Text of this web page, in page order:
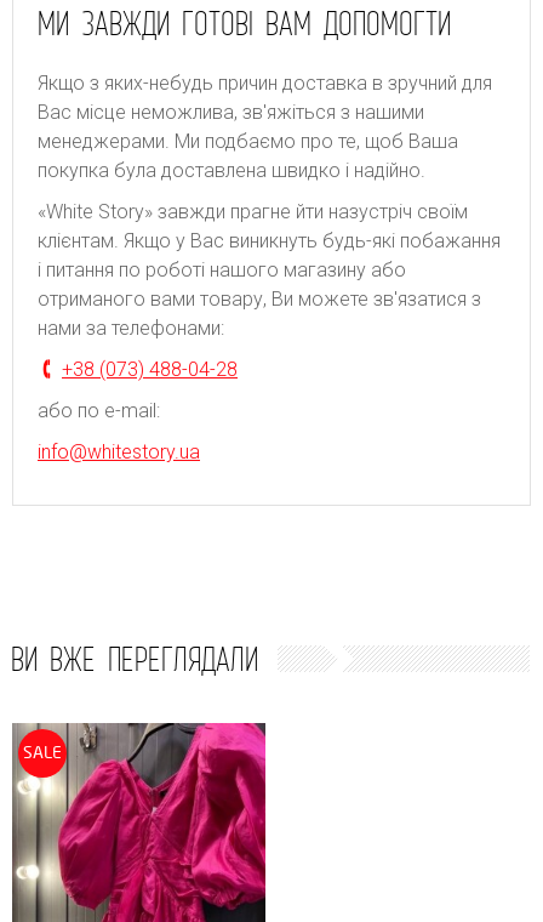
МИ ЗАВЖДИ ГОТОВІ ВАМ ДОПОМОГТИ
Якщо з яких-небудь причин доставка в зручний для
Вас місце неможлива, зв'яжіться з нашими
менеджерами. Ми подбаємо про те, щоб Ваша
покупка була доставлена швидко і надійно.
«White Story» завжди прагне йти назустріч своїм
клієнтам. Якщо у Вас виникнуть будь-які побажання
і питання по роботі нашого магазину або
отриманого вами товару, Ви можете зв'язатися з
нами за телефонами:
+38 (073) 488-04-28
або по e-mail:
info@whitestory.ua
ВИ ВЖЕ ПЕРЕГЛЯДАЛИ
SALE